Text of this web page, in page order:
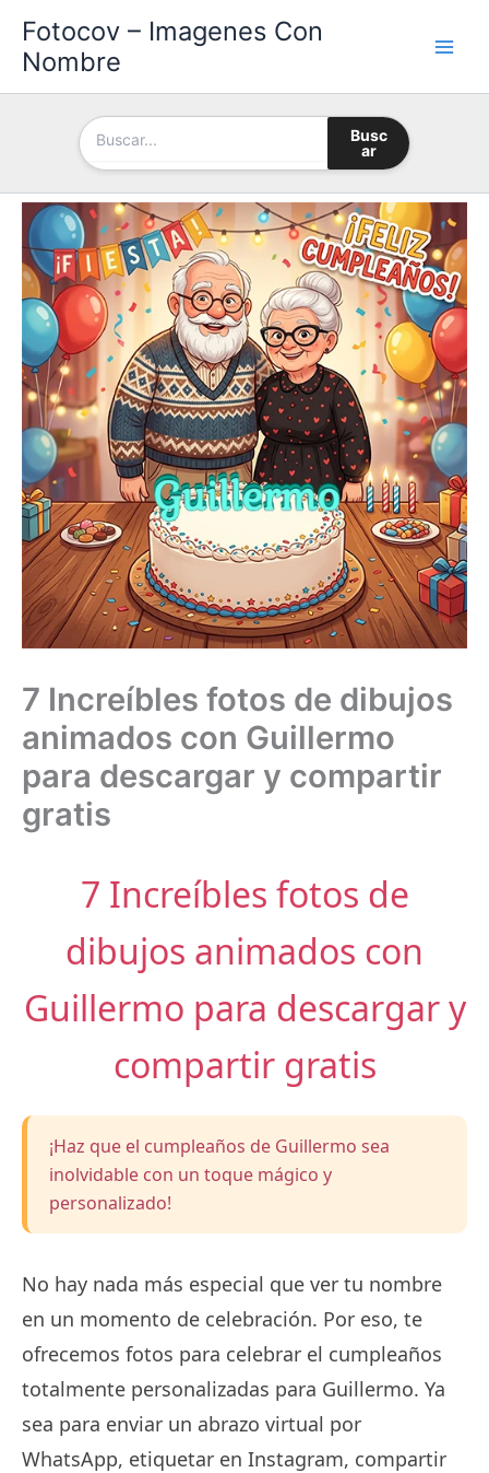
contenido
Fotocov – Imagenes Con
Nombre
Busc
ar
7 Increíbles fotos de dibujos
animados con Guillermo
para descargar y compartir
gratis
7 Increíbles fotos de
dibujos animados con
Guillermo para descargar y
compartir gratis
¡Haz que el cumpleaños de Guillermo sea
inolvidable con un toque mágico y
personalizado!
No hay nada más especial que ver tu nombre
en un momento de celebración. Por eso, te
ofrecemos fotos para celebrar el cumpleaños
totalmente personalizadas para Guillermo. Ya
sea para enviar un abrazo virtual por
WhatsApp, etiquetar en Instagram, compartir